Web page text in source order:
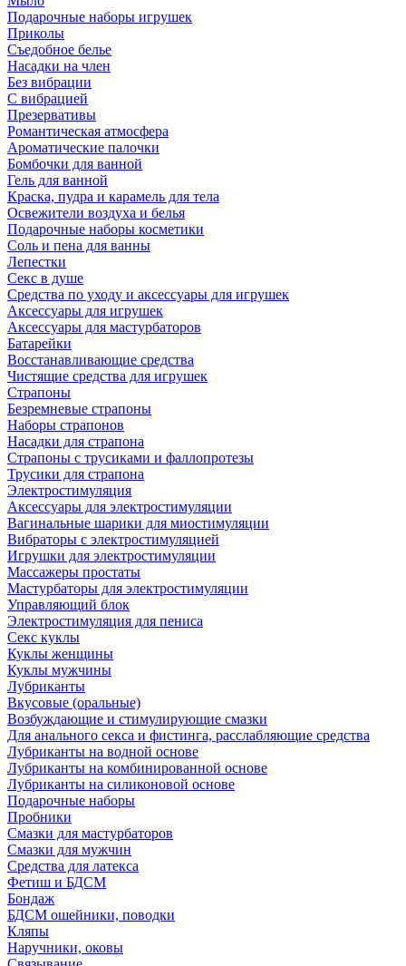
Подарочные наборы игрушек
Приколы
Съедобное белье
Насадки на член
Без вибрации
С вибрацией
Презервативы
Романтическая атмосфера
Ароматические палочки
Бомбочки для ванной
Гель для ванной
Краска, пудра и карамель для тела
Освежители воздуха и белья
Подарочные наборы косметики
Соль и пена для ванны
Лепестки
Секс в душе
Средства по уходу и аксессуары для игрушек
Аксессуары для игрушек
Аксессуары для мастурбаторов
Батарейки
Восстанавливающие средства
Чистящие средства для игрушек
Страпоны
Безремневые страпоны
Наборы страпонов
Насадки для страпона
Страпоны с трусиками и фаллопротезы
Трусики для страпона
Электростимуляция
Аксессуары для электростимуляции
Вагинальные шарики для миостимуляции
Вибраторы с электростимуляцией
Игрушки для электростимуляции
Массажеры простаты
Мастурбаторы для электростимуляции
Управляющий блок
Электростимуляция для пениса
Секс куклы
Куклы женщины
Куклы мужчины
Лубриканты
Вкусовые (оральные)
Возбуждающие и стимулирующие смазки
Для анального секса и фистинга, расслабляющие средства
Лубриканты на водной основе
Лубриканты на комбинированной основе
Лубриканты на силиконовой основе
Подарочные наборы
Пробники
Смазки для мастурбаторов
Смазки для мужчин
Средства для латекса
Фетиш и БДСМ
Бондаж
БДСМ ошейники, поводки
Кляпы
Наручники, оковы